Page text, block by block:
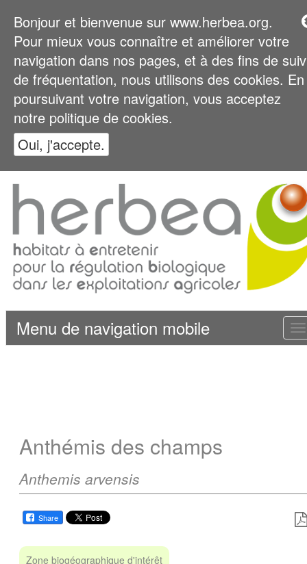
Bonjour et bienvenue sur www.herbea.org.
Pour mieux vous connaître et améliorer votre
navigation dans nos pages, et à des fins de
de fréquentation, nous utilisons des cookies. En
poursuivant votre navigation, vous acceptez
notre politique de cookies.
Oui, j'accepte.
Menu de navigation mobile
Anthémis des champs
Anthemis arvensis
Share
Zone biogéographique d'intérêt